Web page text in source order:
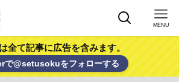
MENU
全て記事に広告を含みます。
で@setusokuをフォローする